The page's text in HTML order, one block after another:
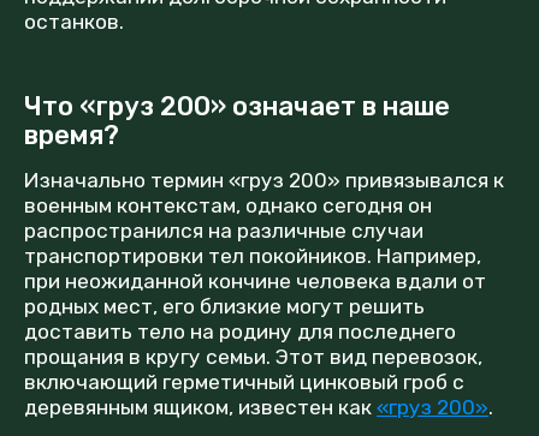
останков.
Что «груз 200» означает в наше
время?
Изначально термин «груз 200» привязывался к
военным контекстам, однако сегодня он
распространился на различные случаи
транспортировки тел покойников. Например,
при неожиданной кончине человека вдали от
родных мест, его близкие могут решить
доставить тело на родину для последнего
прощания в кругу семьи. Этот вид перевозок,
включающий герметичный цинковый гроб с
деревянным ящиком, известен как «груз 200».